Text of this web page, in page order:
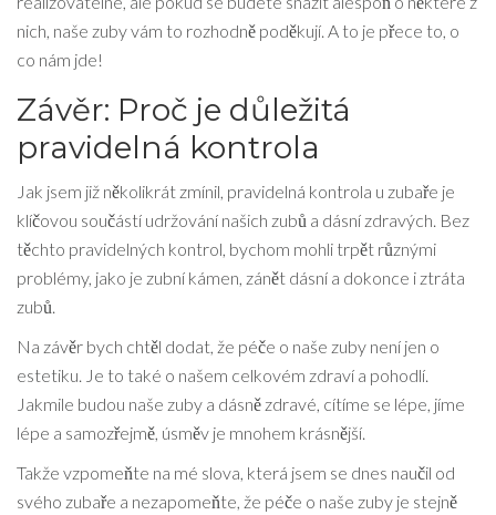
nich, naše zuby vám to rozhodně poděkují. A to je přece to, o
co nám jde!
Závěr: Proč je důležitá
pravidelná kontrola
Jak jsem již několikrát zmínil, pravidelná kontrola u zubaře je
klíčovou součástí udržování našich zubů a dásní zdravých. Bez
těchto pravidelných kontrol, bychom mohli trpět různými
problémy, jako je zubní kámen, zánět dásní a dokonce i ztráta
zubů.
Na závěr bych chtěl dodat, že péče o naše zuby není jen o
estetiku. Je to také o našem celkovém zdraví a pohodlí.
Jakmile budou naše zuby a dásně zdravé, cítíme se lépe, jíme
lépe a samozřejmě, úsměv je mnohem krásnější.
Takže vzpomeňte na mé slova, která jsem se dnes naučil od
svého zubaře a nezapomeňte, že péče o naše zuby je stejně